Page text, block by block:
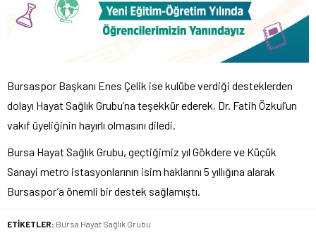
Bursaspor Başkanı Enes Çelik ise kulübe verdiği desteklerden
dolayı Hayat Sağlık Grubu’na teşekkür ederek, Dr. Fatih Özkul’un
vakıf üyeliğinin hayırlı olmasını diledi.
Bursa Hayat Sağlık Grubu, geçtiğimiz yıl Gökdere ve Küçük
Sanayi metro istasyonlarının isim haklarını 5 yıllığına alarak
Bursaspor’a önemli bir destek sağlamıştı.
ETİKETLER: Bursa Hayat Sağlık Grubu